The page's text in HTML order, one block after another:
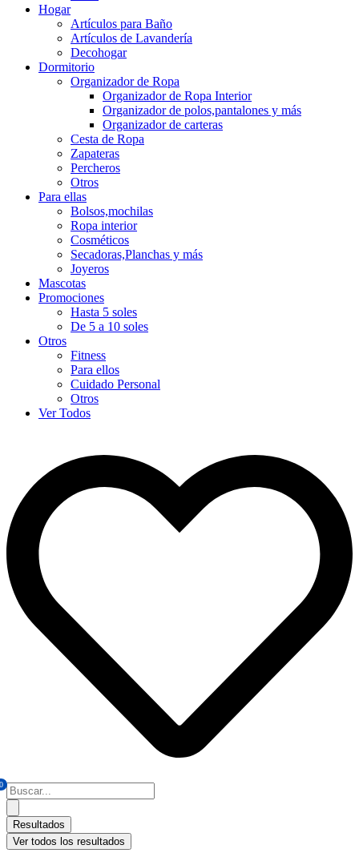
Hogar
Artículos para Baño
Artículos de Lavandería
Decohogar
Dormitorio
Organizador de Ropa
Organizador de Ropa Interior
Organizador de polos,pantalones y más
Organizador de carteras
Cesta de Ropa
Zapateras
Percheros
Otros
Para ellas
Bolsos,mochilas
Ropa interior
Cosméticos
Secadoras,Planchas y más
Joyeros
Mascotas
Promociones
Hasta 5 soles
De 5 a 10 soles
Otros
Fitness
Para ellos
Cuidado Personal
Otros
Ver Todos
0 Search
...
Resultados
Ver todos los resultados